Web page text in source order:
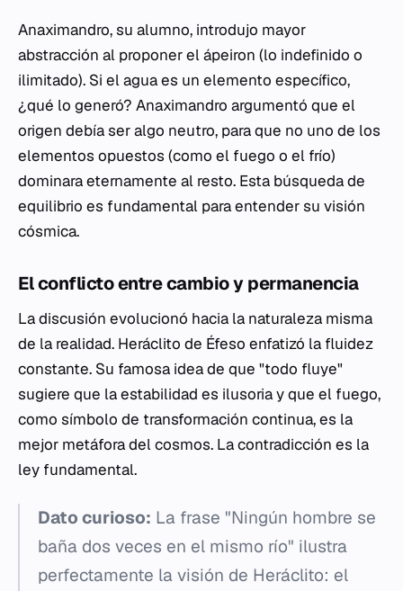
Anaximandro, su alumno, introdujo mayor
abstracción al proponer elápeiron (lo indefinido o
ilimitado). Si el agua es un elemento específico,
¿qué lo generó? Anaximandro argumentó que el
origen debía ser algo neutro, para que no uno de los
elementos opuestos (como el fuego o el frío)
dominara eternamente al resto. Esta búsqueda de
equilibrio es fundamental para entender su visión
cósmica.
El conflicto entre cambio y permanencia
La discusión evolucionó hacia la naturaleza misma
de la realidad. Heráclito de Éfeso enfatizó la fluidez
constante. Su famosa idea de que "todo fluye"
sugiere que la estabilidad es ilusoria y que el fuego,
como símbolo de transformación continua, es la
mejor metáfora del cosmos. La contradicción es la
ley fundamental.
Dato curioso: La frase "Ningún hombre se
baña dos veces en el mismo río" ilustra
perfectamente la visión de Heráclito: el